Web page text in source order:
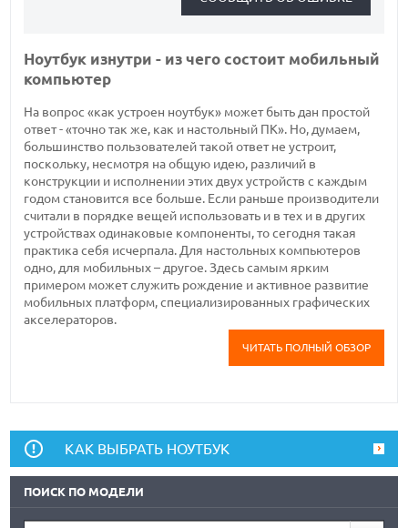
Ноутбук изнутри - из чего состоит мобильный
компьютер
На вопрос «как устроен ноутбук» может быть дан простой
ответ - «точно так же, как и настольный ПК». Но, думаем,
большинство пользователей такой ответ не устроит,
поскольку, несмотря на общую идею, различий в
конструкции и исполнении этих двух устройств с каждым
годом становится все больше. Если раньше производители
считали в порядке вещей использовать и в тех и в других
устройствах одинаковые компоненты, то сегодня такая
практика себя исчерпала. Для настольных компьютеров
одно, для мобильных – другое. Здесь самым ярким
примером может служить рождение и активное развитие
мобильных платформ, специализированных графических
акселераторов.
ЧИТАТЬ ПОЛНЫЙ ОБЗОР
КАК ВЫБРАТЬ НОУТБУК
ПОИСК ПО МОДЕЛИ